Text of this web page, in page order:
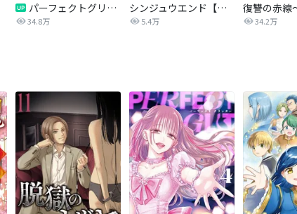
パーフェクトグリッター
34.8万
シンジュウエンド【タテヨミ】
5.4万 34.2万